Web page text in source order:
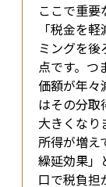
ここで重
「税金を
ミングを
点です。つ
価額が年々
はその分取
大きくなり
所得が増え
繰延効果」
口で税負担